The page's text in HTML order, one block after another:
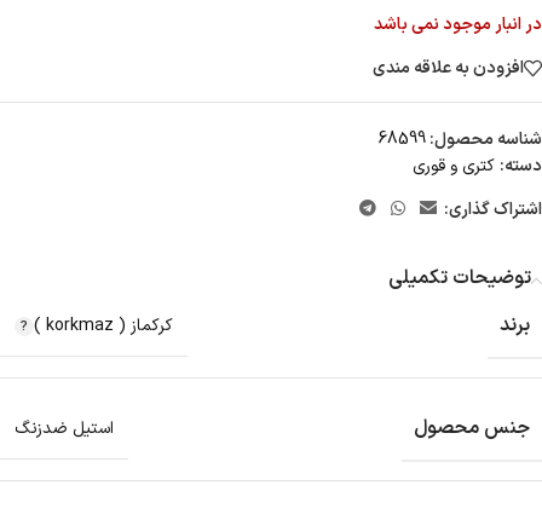
در انبار موجود نمی باشد
افزودن به علاقه مندی
شناسه محصول:68599
دسته: کتری و قوری
اشتراک گذاری:
توضیحات تکمیلی
برند
کرکماز ( korkmaz )
جنس محصول استیل ضدزنگ